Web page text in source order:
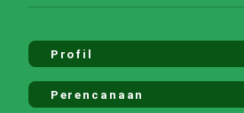
Profil
Perencanaan